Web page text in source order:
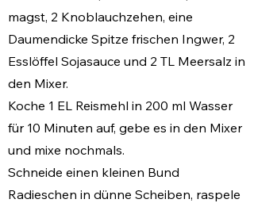
magst, 2 Knoblauchzehen, eine
Daumendicke Spitze frischen Ingwer, 2
Esslöffel Sojasauce und 2 TL Meersalz in
den Mixer.
Koche 1 EL Reismehl in 200 ml Wasser
für 10 Minuten auf, gebe es in den Mixer
und mixe nochmals.
Schneide einen kleinen Bund
Radieschen in dünne Scheiben, raspele